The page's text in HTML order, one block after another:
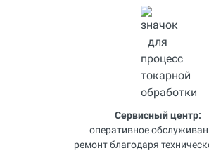
Сервисный центр:
оперативное
ремонт благодаря